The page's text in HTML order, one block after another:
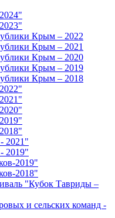
Крым – 2022
Крым – 2021
Крым – 2020
Крым – 2019
Крым – 2018
2021"
2019"
2019"
2018"
"Кубок Тавриды –
и сельских команд -